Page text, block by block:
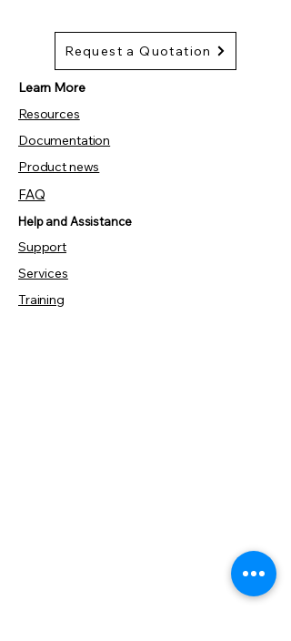
Request a Quotation
Learn More
Resources
Documentation
Product news
FAQ
Help and Assistance
Support
Services
Training